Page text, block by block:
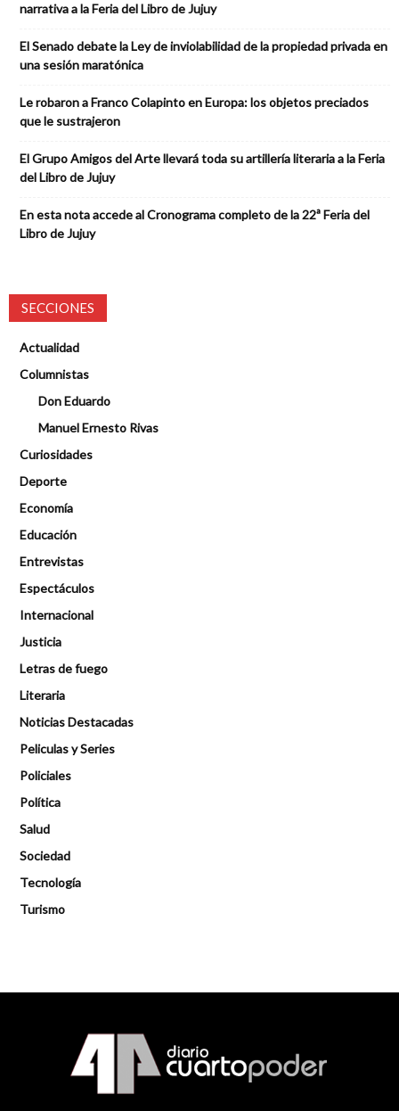
narrativa a la Feria del Libro de Jujuy
El Senado debate la Ley de inviolabilidad de la propiedad privada en
una sesión maratónica
Le robaron a Franco Colapinto en Europa: los objetos preciados
que le sustrajeron
El Grupo Amigos del Arte llevará toda su artillería literaria a la Feria
del Libro de Jujuy
En esta nota accede al Cronograma completo de la 22ª Feria del
Libro de Jujuy
SECCIONES
Actualidad
Columnistas
Don Eduardo
Manuel Ernesto Rivas
Curiosidades
Deporte
Economía
Educación
Entrevistas
Espectáculos
Internacional
Justicia
Letras de fuego
Literaria
Noticias Destacadas
Peliculas y Series
Policiales
Política
Salud
Sociedad
Tecnología
Turismo